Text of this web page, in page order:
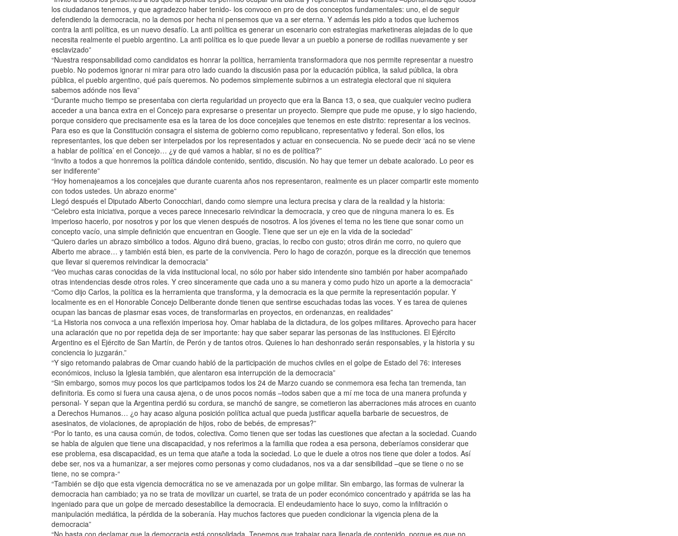
los ciudadanos tenemos, y que agradezco haber tenido- los convoco en pro de dos conceptos fundamentales: uno, el de seguir
defendiendo la democracia, no la demos por hecha ni pensemos que va a ser eterna. Y además les pido a todos que luchemos
contra la anti política, es un nuevo desafío. La anti política es generar un escenario con estrategias marketineras alejadas de lo que
necesita realmente el pueblo argentino. La anti política es lo que puede llevar a un pueblo a ponerse de rodillas nuevamente y ser
esclavizado”
“Nuestra responsabilidad como candidatos es honrar la política, herramienta transformadora que nos permite representar a nuestro
pueblo. No podemos ignorar ni mirar para otro lado cuando la discusión pasa por la educación pública, la salud pública, la obra
pública, el pueblo argentino, qué país queremos. No podemos simplemente subirnos a un estrategia electoral que ni siquiera
sabemos adónde nos lleva”
“Durante mucho tiempo se presentaba con cierta regularidad un proyecto que era la Banca 13, o sea, que cualquier vecino pudiera
acceder a una banca extra en el Concejo para expresarse o presentar un proyecto. Siempre que pude me opuse, y lo sigo haciendo,
porque considero que precisamente esa es la tarea de los doce concejales que tenemos en este distrito: representar a los vecinos.
Para eso es que la Constitución consagra el sistema de gobierno como republicano, representativo y federal. Son ellos, los
representantes, los que deben ser interpelados por los representados y actuar en consecuencia. No se puede decir ‘acá no se viene
a hablar de política’ en el Concejo… ¿y de qué vamos a hablar, si no es de política?”
“Invito a todos a que honremos la política dándole contenido, sentido, discusión. No hay que temer un debate acalorado. Lo peor es
ser indiferente”
“Hoy homenajeamos a los concejales que durante cuarenta años nos representaron, realmente es un placer compartir este momento
con todos ustedes. Un abrazo enorme”
Llegó después el Diputado Alberto Conocchiari, dando como siempre una lectura precisa y clara de la realidad y la historia:
“Celebro esta iniciativa, porque a veces parece innecesario reivindicar la democracia, y creo que de ninguna manera lo es. Es
imperioso hacerlo, por nosotros y por los que vienen después de nosotros. A los jóvenes el tema no les tiene que sonar como un
concepto vacío, una simple definición que encuentran en Google. Tiene que ser un eje en la vida de la sociedad”
“Quiero darles un abrazo simbólico a todos. Alguno dirá bueno, gracias, lo recibo con gusto; otros dirán me corro, no quiero que
Alberto me abrace… y también está bien, es parte de la convivencia. Pero lo hago de corazón, porque es la dirección que tenemos
que llevar si queremos reivindicar la democracia”
“Veo muchas caras conocidas de la vida institucional local, no sólo por haber sido intendente sino también por haber acompañado
otras intendencias desde otros roles. Y creo sinceramente que cada uno a su manera y como pudo hizo un aporte a la democracia”
“Como dijo Carlos, la política es la herramienta que transforma, y la democracia es la que permite la representación popular. Y
localmente es en el Honorable Concejo Deliberante donde tienen que sentirse escuchadas todas las voces. Y es tarea de quienes
ocupan las bancas de plasmar esas voces, de transformarlas en proyectos, en ordenanzas, en realidades”
“La Historia nos convoca a una reflexión imperiosa hoy. Omar hablaba de la dictadura, de los golpes militares. Aprovecho para hacer
una aclaración que no por repetida deja de ser importante: hay que saber separar las personas de las instituciones. El Ejército
Argentino es el Ejército de San Martín, de Perón y de tantos otros. Quienes lo han deshonrado serán responsables, y la historia y su
conciencia lo juzgarán.”
“Y sigo retomando palabras de Omar cuando habló de la participación de muchos civiles en el golpe de Estado del 76: intereses
económicos, incluso la Iglesia también, que alentaron esa interrupción de la democracia”
“Sin embargo, somos muy pocos los que participamos todos los 24 de Marzo cuando se conmemora esa fecha tan tremenda, tan
definitoria. Es como si fuera una causa ajena, o de unos pocos nomás –todos saben que a mí me toca de una manera profunda y
personal- Y sepan que la Argentina perdió su cordura, se manchó de sangre, se cometieron las aberraciones más atroces en cuanto
a Derechos Humanos… ¿o hay acaso alguna posición política actual que pueda justificar aquella barbarie de secuestros, de
asesinatos, de violaciones, de apropiación de hijos, robo de bebés, de empresas?”
“Por lo tanto, es una causa común, de todos, colectiva. Como tienen que ser todas las cuestiones que afectan a la sociedad. Cuando
se habla de alguien que tiene una discapacidad, y nos referimos a la familia que rodea a esa persona, deberíamos considerar que
ese problema, esa discapacidad, es un tema que atañe a toda la sociedad. Lo que le duele a otros nos tiene que doler a todos. Así
debe ser, nos va a humanizar, a ser mejores como personas y como ciudadanos, nos va a dar sensibilidad –que se tiene o no se
tiene, no se compra-“
“También se dijo que esta vigencia democrática no se ve amenazada por un golpe militar. Sin embargo, las formas de vulnerar la
democracia han cambiado; ya no se trata de movilizar un cuartel, se trata de un poder económico concentrado y apátrida se las ha
ingeniado para que un golpe de mercado desestabilice la democracia. El endeudamiento hace lo suyo, como la infiltración o
manipulación mediática, la pérdida de la soberanía. Hay muchos factores que pueden condicionar la vigencia plena de la
democracia”
“No basta con declamar que la democracia está consolidada. Tenemos que trabajar para llenarla de contenido, porque es que no